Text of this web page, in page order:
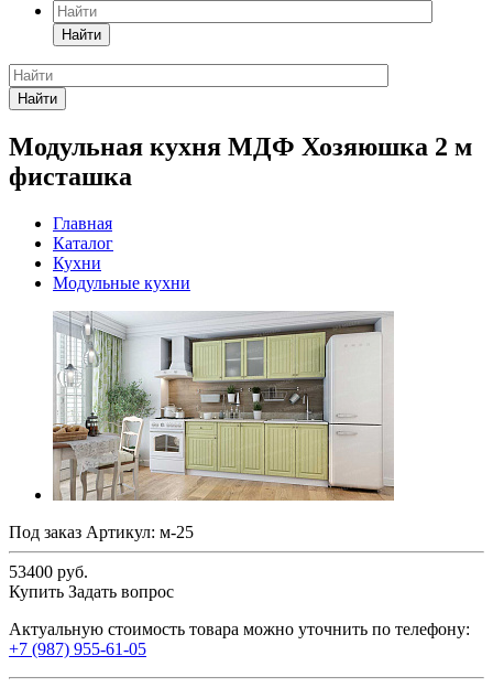
Найти
Найти
Модульная кухня МДФ Хозяюшка 2 м
фисташка
Главная
Каталог
Кухни
Модульные кухни
Под заказ Артикул: м-25
53400 руб.
Купить Задать вопрос
Актуальную стоимость товара можно уточнить по телефону:
+7 (987) 955-61-05